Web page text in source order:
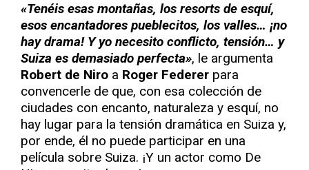
«Tenéis esas montañas, los resorts de esquí,
esos encantadores pueblecitos, los valles… ¡no
hay drama! Y yo necesito conflicto, tensión… y
Suiza es demasiado perfecta», le argumenta
Robert de Niro a Roger Federer para
convencerle de que, con esa colección de
ciudades con encanto, naturaleza y esquí, no
hay lugar para la tensión dramática en Suiza y,
por ende, él no puede participar en una
película sobre Suiza. ¡Y un actor como De